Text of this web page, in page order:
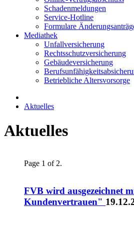
Schadenmeldungen
Service-Hotline
Formulare
Mediathek
Unfallversicherung
Rechtsschutzversicherung
Gebäudeversicherung
Betriebliche Altersvorsorge
Aktuelles
Aktuelles
Page 1 of 2.
FVB wird ausgezeichnet
Kundenvertrauen"